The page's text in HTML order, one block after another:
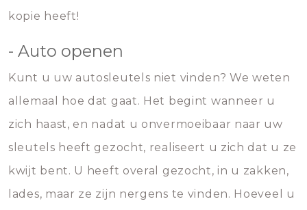
kopie heeft!
- Auto openen
Kunt u uw autosleutels niet vinden? We weten
allemaal hoe dat gaat. Het begint wanneer u
zich haast, en nadat u onvermoeibaar naar uw
sleutels heeft gezocht, realiseert u zich dat u ze
kwijt bent. U heeft overal gezocht, in u zakken,
lades, maar ze zijn nergens te vinden. Hoeveel u